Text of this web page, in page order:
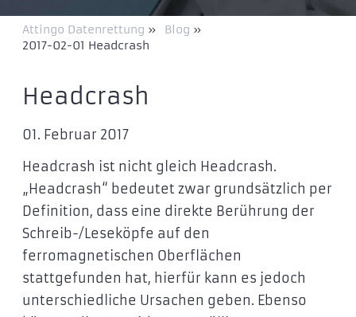
Attingo Datenrettung » Blog »
2017-02-01 Headcrash
Headcrash
01. Februar 2017
Headcrash ist nicht gleich Headcrash.
„Headcrash“ bedeutet zwar grundsätzlich per
Definition, dass eine direkte Berührung der
Schreib-/Leseköpfe auf den
ferromagnetischen Oberflächen
stattgefunden hat, hierfür kann es jedoch
unterschiedliche Ursachen geben. Ebenso